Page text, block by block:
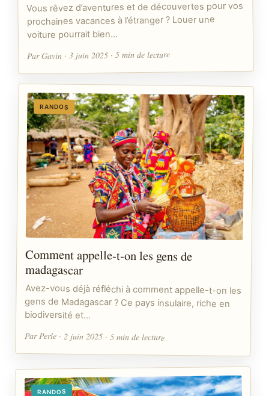
Vous rêvez d’aventures et de découvertes pour vos
prochaines vacances à l’étranger ? Louer une
voiture pourrait bien…
Par Gavin · 3 juin 2025 · 5 min de lecture
RANDOS
Comment appelle-t-on les gens de
madagascar
Avez-vous déjà réfléchi à comment appelle-t-on les
gens de Madagascar ? Ce pays insulaire, riche en
biodiversité et…
Par Perle · 2 juin 2025 · 5 min de lecture
RANDOS